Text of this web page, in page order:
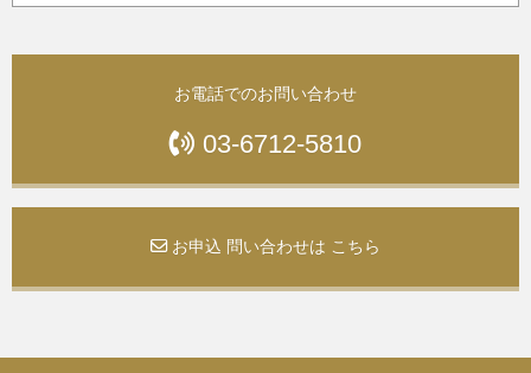
お電話でのお問い合わせ
03-6712-5810
お申込 問い合わせは こちら